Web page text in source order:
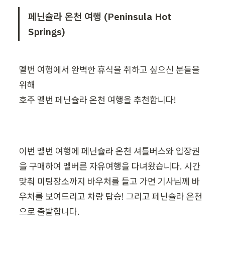
페닌슐라 온천 여행 (Peninsula Hot
Springs)
멜번 여행에서 완벽한 휴식을 취하고 싶으신 분들을
위해
호주 멜번 페닌슐라 온천 여행을 추천합니다!
이번 멜번 여행에 페닌슐라 온천 셔틀버스와 입장권
을 구매하여 멜버른 자유여행을 다녀왔습니다. 시간
맞춰 미팅장소까지 바우처를 들고 가면 기사님께 바
우처를 보여드리고 차량 탑승! 그리고 페닌슐라 온천
으로 출발합니다.